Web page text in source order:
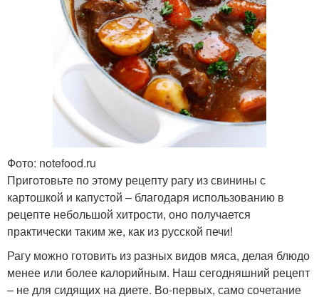
Фото: notefood.ru
Приготовьте по этому рецепту рагу из свинины с
картошкой и капустой – благодаря использованию в
рецепте небольшой хитрости, оно получается
практически таким же, как из русской печи!
Рагу можно готовить из разных видов мяса, делая блюдо
менее или более калорийным. Наш сегодняшний рецепт
– не для сидящих на диете. Во-первых, само сочетание